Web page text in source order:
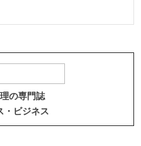
の専門誌
・ビジネス